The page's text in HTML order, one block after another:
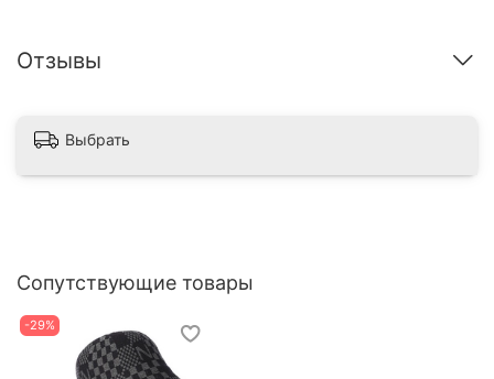
Отзывы
Выбрать
Сопутствующие товары
-29%